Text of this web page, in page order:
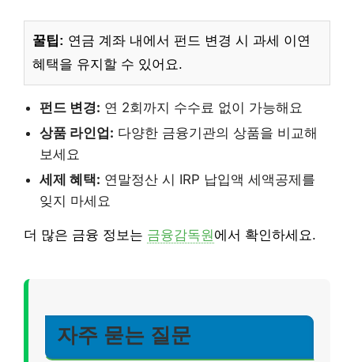
꿀팁: 연금 계좌 내에서 펀드 변경 시 과세 이연
혜택을 유지할 수 있어요.
펀드 변경: 연 2회까지 수수료 없이 가능해요
상품 라인업: 다양한 금융기관의 상품을 비교해
보세요
세제 혜택: 연말정산 시 IRP 납입액 세액공제를
잊지 마세요
더 많은 금융 정보는 금융감독원 에서 확인하세요.
자주 묻는 질문